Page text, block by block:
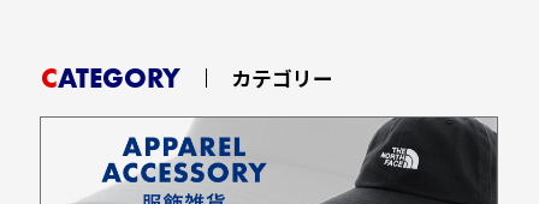
CATEGORY カテゴリー